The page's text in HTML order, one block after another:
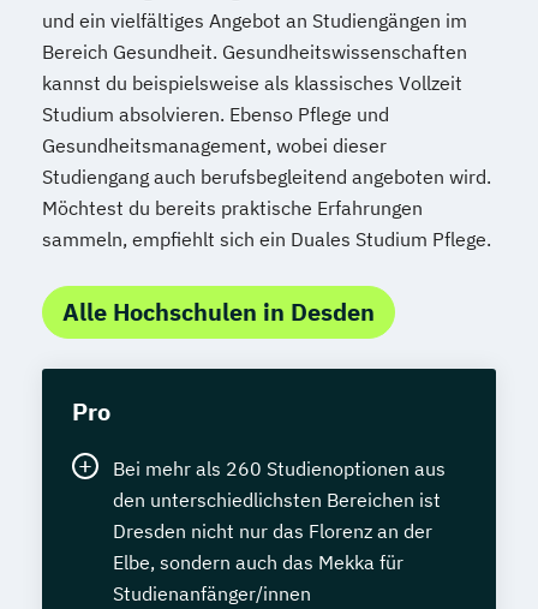
und ein vielfältiges Angebot an Studiengängen im
Bereich Gesundheit. Gesundheitswissenschaften
kannst du beispielsweise als klassisches Vollzeit
Studium absolvieren. Ebenso Pflege und
Gesundheitsmanagement, wobei dieser
Studiengang auch berufsbegleitend angeboten wird.
Möchtest du bereits praktische Erfahrungen
sammeln, empfiehlt sich ein Duales Studium Pflege.
Alle Hochschulen in Desden
Pro
Bei mehr als 260 Studienoptionen aus
den unterschiedlichsten Bereichen ist
Dresden nicht nur das Florenz an der
Elbe, sondern auch das Mekka für
Studienanfänger/innen